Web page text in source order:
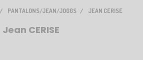
PANTALONS/JEAN/JOGGS JEAN CERISE
Jean CERISE